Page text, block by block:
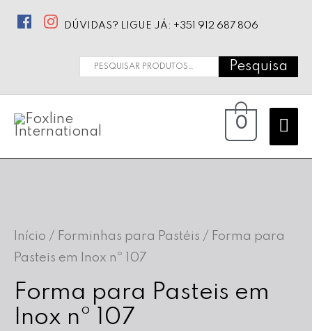
DÚVIDAS? LIGUE JÁ: +351 912 687 806
Pesquisar
Pesquisa
0
Início / Forminhas para Pastéis / Forma para
Pasteis em Inox nº 107
Forma para Pasteis em
Inox nº 107